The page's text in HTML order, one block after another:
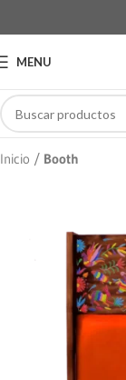
MENU
Inicio Booth